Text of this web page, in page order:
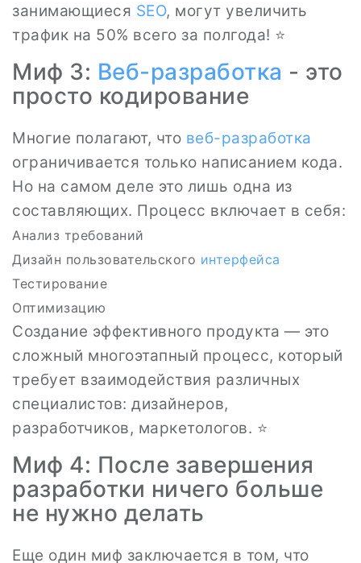
занимающиеся SEO, могут увеличить
трафик на 50% всего за полгода! ⭐
Миф 3: Веб-разработка - это
просто кодирование
Многие полагают, что веб-разработка
ограничивается только написанием кода.
Но на самом деле это лишь одна из
составляющих. Процесс включает в себя:
Анализ требований
Дизайн пользовательского интерфейса
Тестирование
Оптимизацию
Создание эффективного продукта — это
сложный многоэтапный процесс, который
требует взаимодействия различных
специалистов: дизайнеров,
разработчиков, маркетологов. ⭐
Миф 4: После завершения
разработки ничего больше
не нужно делать
Еще один миф заключается в том, что